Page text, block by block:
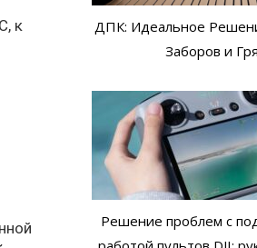
к
ДПК: Идеальное
Заборов и
Решение проблем с